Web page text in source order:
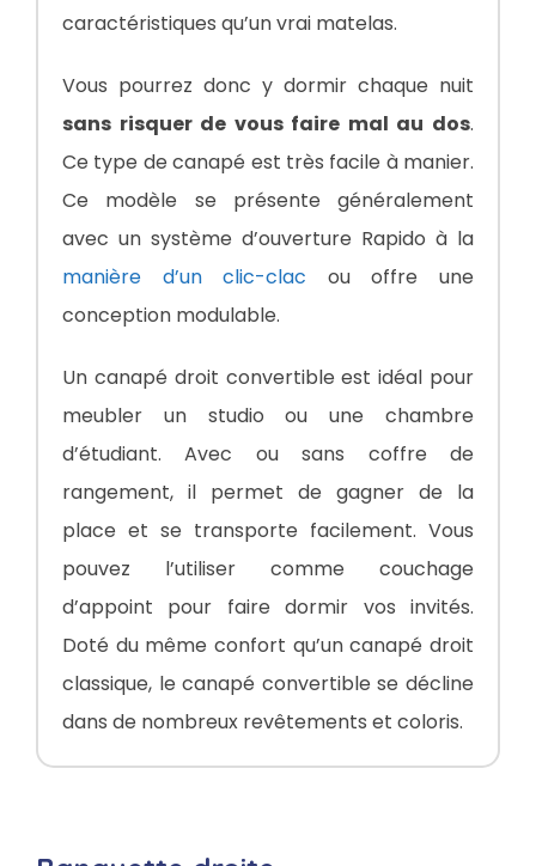
caractéristiques qu’un vrai matelas.
Vous pourrez donc y dormir chaque nuit
sans risquer de vous faire mal au dos.
Ce type de canapé est très facile à manier.
Ce modèle se présente généralement
avec un système d’ouverture Rapido à la
manière d’un clic-clac ou offre une
conception modulable.
Un canapé droit convertible est idéal pour
meubler un studio ou une chambre
d’étudiant. Avec ou sans coffre de
rangement, il permet de gagner de la
place et se transporte facilement. Vous
pouvez l’utiliser comme couchage
d’appoint pour faire dormir vos invités.
Doté du même confort qu’un canapé droit
classique, le canapé convertible se décline
dans de nombreux revêtements et coloris.